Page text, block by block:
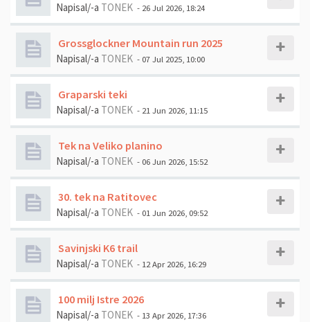
Napisal/-a TONEK - 26 Jul 2026, 18:24
Grossglockner Mountain run 2025
Napisal/-a TONEK - 07 Jul 2025, 10:00
Graparski teki
Napisal/-a TONEK - 21 Jun 2026, 11:15
Tek na Veliko planino
Napisal/-a TONEK - 06 Jun 2026, 15:52
30. tek na Ratitovec
Napisal/-a TONEK - 01 Jun 2026, 09:52
Savinjski K6 trail
Napisal/-a TONEK - 12 Apr 2026, 16:29
100 milj Istre 2026
Napisal/-a TONEK - 13 Apr 2026, 17:36